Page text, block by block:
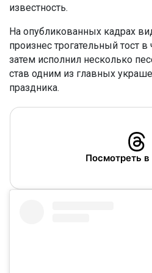
известность.
На опубликованных кадрах
произнес трогательный тост
затем исполнил несколько
став одним из главных
праздника.
Посмотреть в